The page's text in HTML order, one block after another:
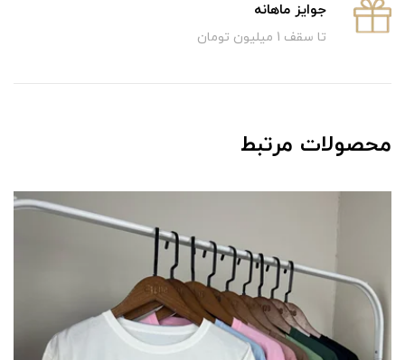
جوایز ماهانه
تا سقف 1 میلیون تومان
محصولات مرتبط